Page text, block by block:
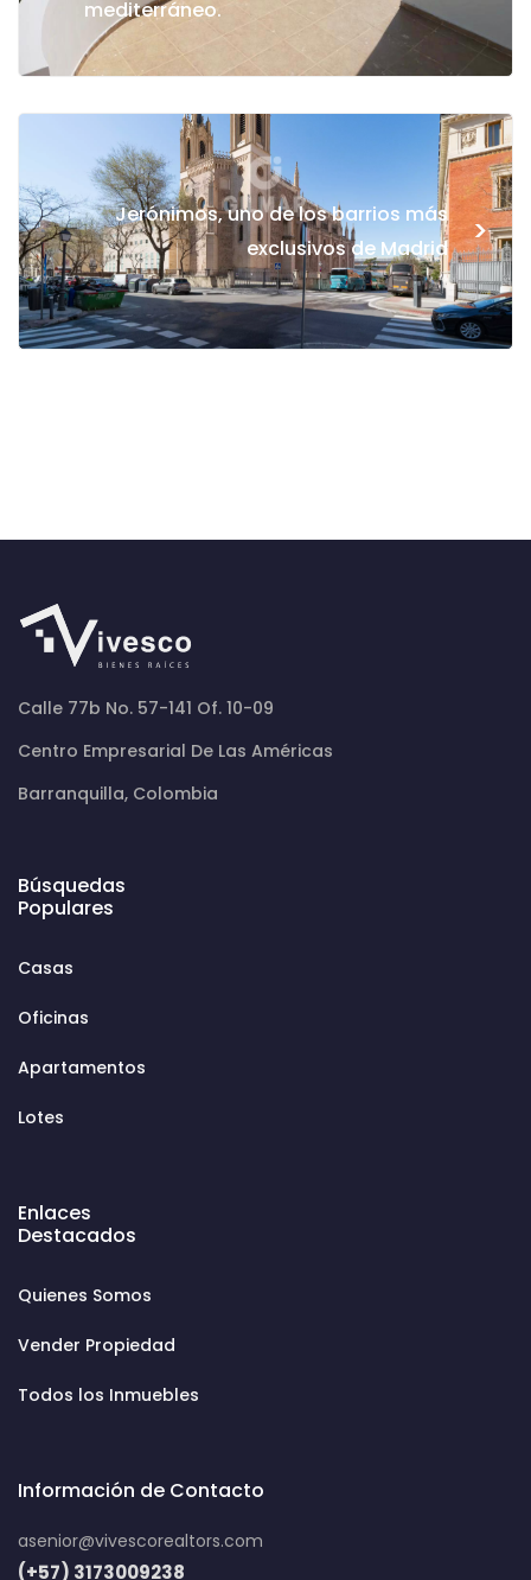
mediterráneo.
Jerónimos, uno de los barrios más
exclusivos de Madrid
>
Calle 77b No. 57-141 Of. 10-09
Centro Empresarial De Las Américas
Barranquilla, Colombia
Búsquedas
Populares
Casas
Oficinas
Apartamentos
Lotes
Enlaces
Destacados
Quienes Somos
Vender Propiedad
Todos los Inmuebles
Información de Contacto
asenior@vivescorealtors.com
(+57) 3173009238